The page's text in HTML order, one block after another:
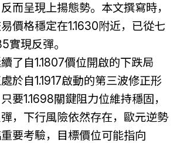
而呈現上揚態勢。本文撰寫時，
價格穩定在1.1630附近，已從七
實現反彈。
了自1.1807價位開啟的下跌局
於自1.1917啟動的第三波修正形
要1.1698關鍵阻力位維持穩固，
，下行風險依然存在，歐元逆勢
要考驗，目標價位可能指向